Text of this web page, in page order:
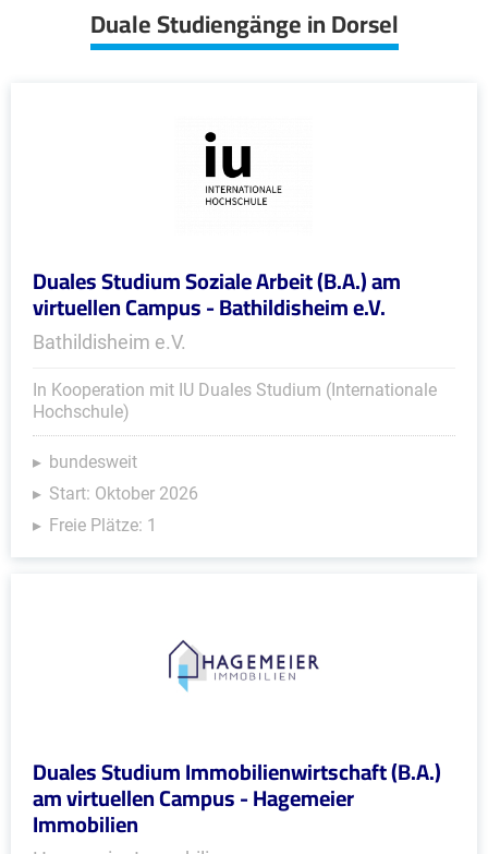
Duale Studiengänge in Dorsel
Duales Studium Soziale Arbeit (B.A.) am
virtuellen Campus - Bathildisheim e.V.
Bathildisheim e.V.
In Kooperation mit IU Duales Studium (Internationale
Hochschule)
bundesweit
Start: Oktober 2026
Freie Plätze: 1
Duales Studium Immobilienwirtschaft (B.A.)
am virtuellen Campus - Hagemeier
Immobilien